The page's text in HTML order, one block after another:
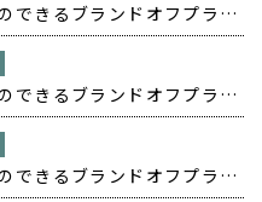
【最大90％OFF‼️大阪府で行列のできるブランドオフプライス POPUP開催❗️】
【最大90％OFF‼️埼玉県で行列のできるブランドオフプライス POPUP開催❗️】
【最大90％OFF‼️栃木県で行列のできるブランドオフプライス POPUP開催❗️】